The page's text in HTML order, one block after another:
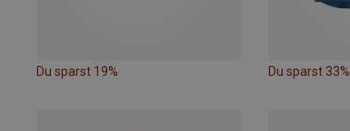
Du sparst 19% Du sparst 33%